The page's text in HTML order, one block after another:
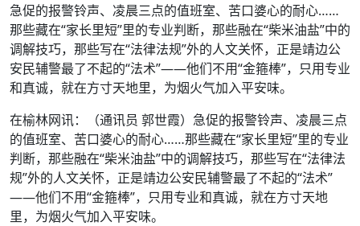
急促的报警铃声、凌晨三点的值班室、苦口婆心的耐心……
那些藏在“家长里短”里的专业判断，那些融在“柴米油盐”中的
调解技巧，那些写在“法律法规”外的人文关怀，正是靖边公
安民辅警最了不起的“法术”——他们不用“金箍棒”，只用专业
和真诚，就在方寸天地里，为烟火气加入平安味。
在榆林网讯：（通讯员 郭世霞）急促的报警铃声、凌晨三点
的值班室、苦口婆心的耐心……那些藏在“家长里短”里的专业
判断，那些融在“柴米油盐”中的调解技巧，那些写在“法律法
规”外的人文关怀，正是靖边公安民辅警最了不起的“法术”
——他们不用“金箍棒”，只用专业和真诚，就在方寸天地
里，为烟火气加入平安味。